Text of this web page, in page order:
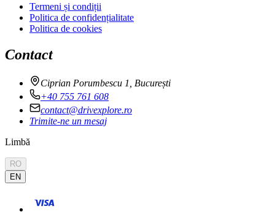
Termeni și condiții
Politica de confidențialitate
Politica de cookies
Contact
Ciprian Porumbescu 1, București
+40 755 761 608
contact@drivexplore.ro
Trimite-ne un mesaj
Limbă
RO
EN